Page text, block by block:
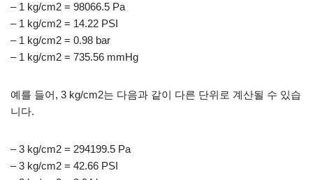
– 1 kg/cm2 = 98066.5 Pa
– 1 kg/cm2 = 14.22 PSI
– 1 kg/cm2 = 0.98 bar
– 1 kg/cm2 = 735.56 mmHg
예를 들어, 3 kg/cm2는 다음과 같이 다른 단위로 계산될 수 있습
니다.
– 3 kg/cm2 = 294199.5 Pa
– 3 kg/cm2 = 42.66 PSI